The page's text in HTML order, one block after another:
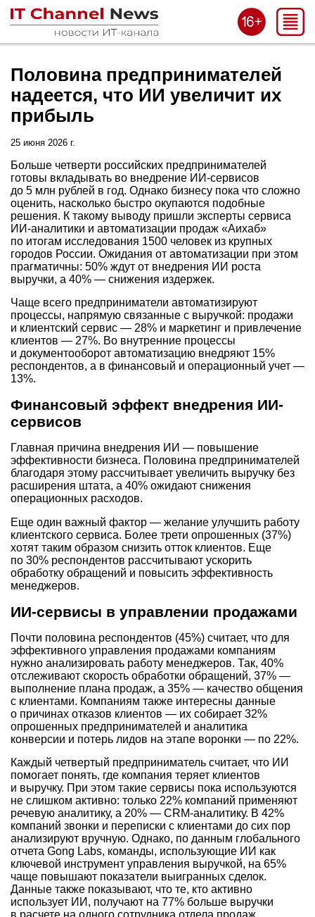
Половина предпринимателей
надеется, что ИИ увеличит их
прибыль
25 июня 2026 г.
Больше четверти российских предпринимателей
готовы вкладывать во внедрение ИИ-сервисов
до 5 млн рублей в год. Однако бизнесу пока что сложно
оценить, насколько быстро окупаются подобные
решения. К такому выводу пришли эксперты сервиса
ИИ-аналитики и автоматизации продаж «Аихаб»
по итогам исследования 1500 человек из крупных
городов России. Ожидания от автоматизации при этом
прагматичны: 50% ждут от внедрения ИИ роста
выручки, а 40% — снижения издержек.
Чаще всего предприниматели автоматизируют
процессы, напрямую связанные с выручкой: продажи
и клиентский сервис — 28% и маркетинг и привлечение
клиентов — 27%. Во внутренние процессы
и документооборот автоматизацию внедряют 15%
респондентов, а в финансовый и операционный учет —
13%.
Финансовый эффект внедрения ИИ-
сервисов
Главная причина внедрения ИИ — повышение
эффективности бизнеса. Половина предпринимателей
благодаря этому рассчитывает увеличить выручку без
расширения штата, а 40% ожидают снижения
операционных расходов.
Еще один важный фактор — желание улучшить работу
клиентского сервиса. Более трети опрошенных (37%)
хотят таким образом снизить отток клиентов. Еще
по 30% респондентов рассчитывают ускорить
обработку обращений и повысить эффективность
менеджеров.
ИИ-сервисы в управлении продажами
Почти половина респондентов (45%) считает, что для
эффективного управления продажами компаниям
нужно анализировать работу менеджеров. Так, 40%
отслеживают скорость обработки обращений, 37% —
выполнение плана продаж, а 35% — качество общения
с клиентами. Компаниям также интересны данные
о причинах отказов клиентов — их собирает 32%
опрошенных предпринимателей и аналитика
конверсии и потерь лидов на этапе воронки — по 22%.
Каждый четвертый предприниматель считает, что ИИ
помогает понять, где компания теряет клиентов
и выручку. При этом такие сервисы пока используются
не слишком активно: только 22% компаний применяют
речевую аналитику, а 20% — CRM-аналитику. В 42%
компаний звонки и переписки с клиентами до сих пор
анализируют вручную. Однако, по данным глобального
отчета Gong Labs, команды, использующие ИИ как
ключевой инструмент управления выручкой, на 65%
чаще повышают показатели выигранных сделок.
Данные также показывают, что те, кто активно
использует ИИ, получают на 77% больше выручки